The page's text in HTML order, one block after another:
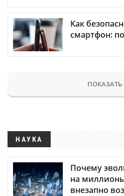
Как
смартфон:
НАУКА
Почему
на
внезапно